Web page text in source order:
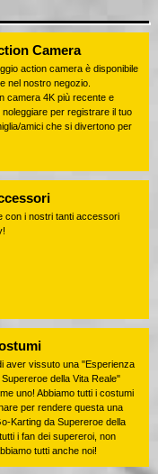
Camera
action camera è disponibile
nel nostro negozio.
camera 4K più recente e
per registrare il tuo
amici che si divertono per
con i nostri tanti accessori
aver vissuto una "Esperienza
della Vita Reale"
uno! Abbiamo tutti i costumi
per rendere questa una
Karting da Supereroe della
i fan dei supereroi, non
tutti anche noi!